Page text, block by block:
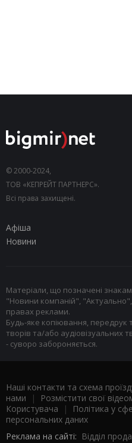
© 2000-2024,
ТОВ «КЕПРЕЙТ ПАРТНЕРС».
Всі права захищені.
Афіша
Новини
Матеріали, що позначені
"Новини компаній",
правах реклами.
Будь-яке копіювання, передрук
творів та/або аудіовізуальних
- суворо забороняється.
Наші контакти та схема
нами | Розмістити свої
Користувача |
Політика у
персональних даних
Реклама на сайті: Відділ